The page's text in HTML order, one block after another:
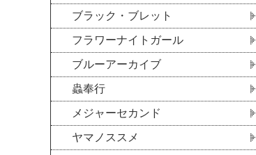
ブラック・ブレット
フラワーナイトガール
ブルーアーカイブ
蟲奉行
メジャーセカンド
ヤマノススメ